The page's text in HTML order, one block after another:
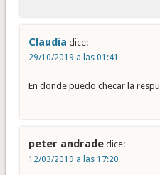
Claudia dice:
29/10/2019 a las 01:41
En donde puedo checar la
peter andrade dice:
12/03/2019 a las 17:20